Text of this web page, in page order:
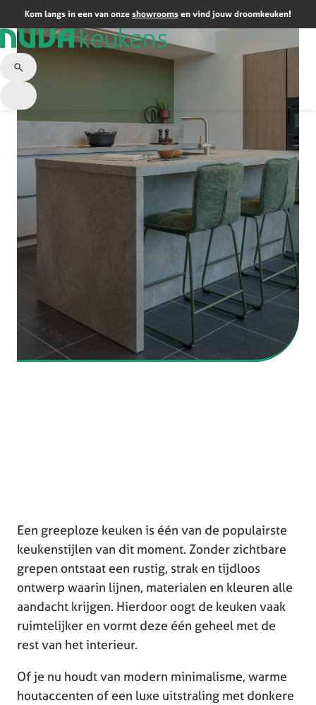
Kom langs in een van onze showrooms en vind jouw droomkeuken!
Een greeploze keuken is één van de populairste
keukenstijlen van dit moment. Zonder zichtbare
grepen ontstaat een rustig, strak en tijdloos
ontwerp waarin lijnen, materialen en kleuren alle
aandacht krijgen. Hierdoor oogt de keuken vaak
ruimtelijker en vormt deze één geheel met de
rest van het interieur.
Of je nu houdt van modern minimalisme, warme
houtaccenten of een luxe uitstraling met donkere